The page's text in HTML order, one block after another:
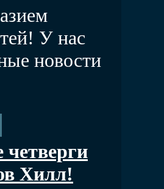
У нас
новости
Хилл!